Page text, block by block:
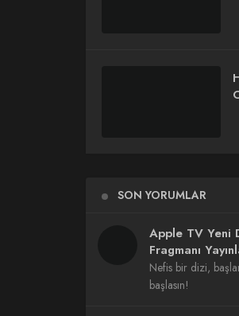
SON YORUMLAR
Apple TV Yeni
Fragmanı
Nefis bir dizi,
başlasın!